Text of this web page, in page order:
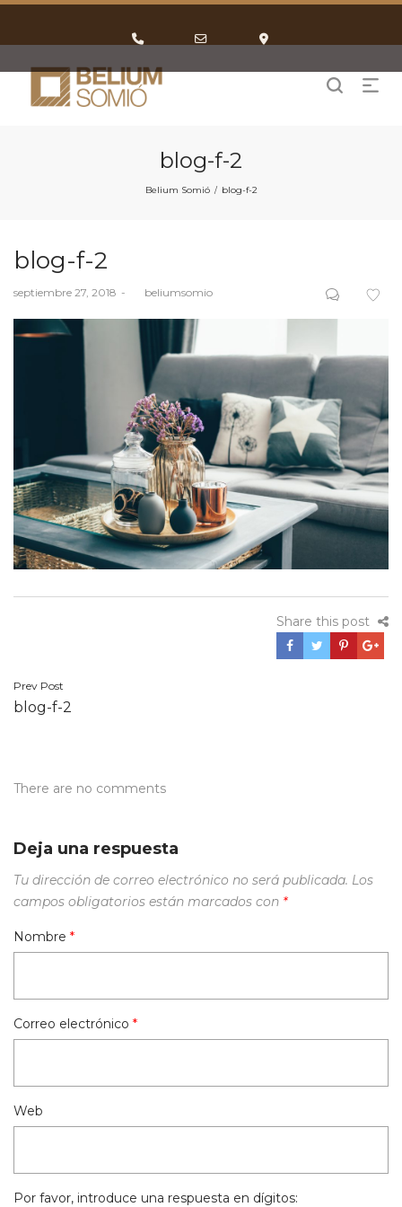
blog-f-2
Belium Somió / blog-f-2
blog-f-2
Posted
septiembre 27, 2018 beliumsomio
Share this post
Navegación
de
Prev Post
blog-f-2
There are no comments
Deja una respuesta
Tu dirección de correo electrónico no será publicada. Los
campos obligatorios están marcados con *
Nombre *
Correo electrónico *
Web
Por favor, introduce una respuesta en dígitos:
for
calling